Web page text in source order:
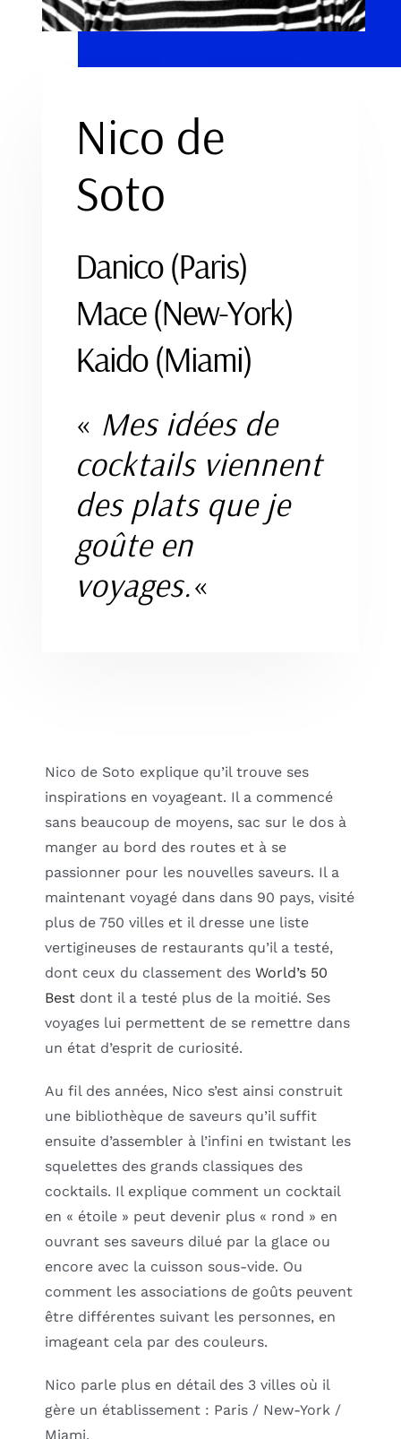
Nico de
Soto
Danico (Paris)
Mace (New-York)
Kaido (Miami)
« Mes idées de
cocktails viennent
des plats que je
goûte en
voyages.«
Nico de Soto explique qu’il trouve ses
inspirations en voyageant. Il a commencé
sans beaucoup de moyens, sac sur le dos à
manger au bord des routes et à se
passionner pour les nouvelles saveurs. Il a
maintenant voyagé dans dans 90 pays, visité
plus de 750 villes et il dresse une liste
vertigineuses de restaurants qu’il a testé,
dont ceux du classement des World’s 50
Bestdont il a testé plus de la moitié. Ses
voyages lui permettent de se remettre dans
un état d’esprit de curiosité.
Au fil des années, Nico s’est ainsi construit
une bibliothèque de saveurs qu’il suffit
ensuite d’assembler à l’infini en twistant les
squelettes des grands classiques des
cocktails. Il explique comment un cocktail
en « étoile » peut devenir plus « rond » en
ouvrant ses saveurs dilué par la glace ou
encore avec la cuisson sous-vide. Ou
comment les associations de goûts peuvent
être différentes suivant les personnes, en
imageant cela par des couleurs.
Nico parle plus en détail des 3 villes où il
gère un établissement : Paris / New-York /
Miami.